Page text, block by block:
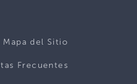
Mapa del Sitio
Frecuentes